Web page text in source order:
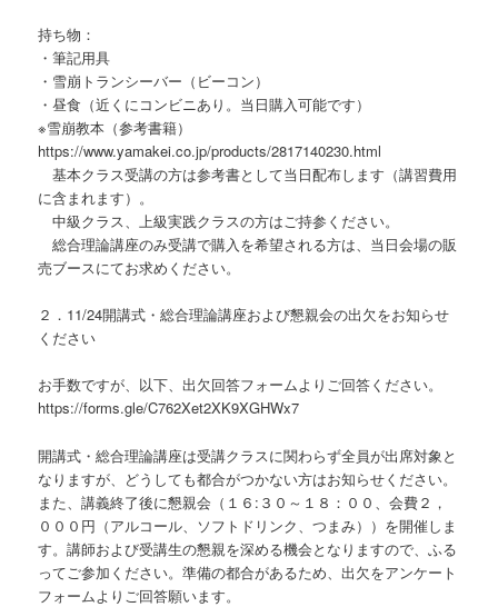
持ち物：
・筆記用具
・雪崩トランシーバー（ビーコン）
・昼食（近くにコンビニあり。当日購入可能です）
※雪崩教本（参考書籍）
https://www.yamakei.co.jp/products/2817140230.html
基本クラス受講の方は参考書として当日配布します（講習費用
に含まれます）。
中級クラス、上級実践クラスの方はご持参ください。
総合理論講座のみ受講で購入を希望される方は、当日会場の販
売ブースにてお求めください。
２．11/24開講式・総合理論講座および懇親会の出欠をお知らせ
ください
お手数ですが、以下、出欠回答フォームよりご回答ください。
https://forms.gle/C762Xet2XK9XGHWx7
開講式・総合理論講座は受講クラスに関わらず全員が出席対象と
なりますが、どうしても都合がつかない方はお知らせください。
また、講義終了後に懇親会（１６:３０～１８：００、会費２，
０００円（アルコール、ソフトドリンク、つまみ））を開催しま
す。講師および受講生の懇親を深める機会となりますので、ふる
ってご参加ください。準備の都合があるため、出欠をアンケート
フォームよりご回答願います。